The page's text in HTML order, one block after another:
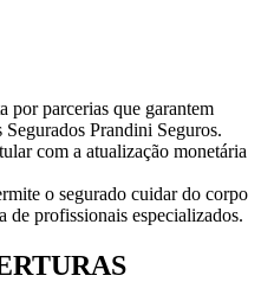
por parcerias que garantem
Segurados Prandini Seguros.
com a atualização monetária
o segurado cuidar do corpo
de profissionais especializados.